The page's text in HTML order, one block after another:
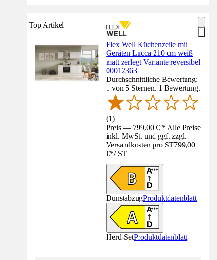
Top Artikel
Flex Well Küchenzeile mit
Geräten Lucca 210 cm weiß
matt zerlegt Variante reversibel
00012363
Durchschnittliche Bewertung:
1 von 5 Sternen. 1 Bewertung.
(1)
Preis — 799,00 € * Alle Preise
inkl. MwSt. und ggf. zzgl.
Versandkosten pro ST799,00
€*/ ST
DunstabzugProduktdatenblatt
Herd-SetProduktdatenblatt